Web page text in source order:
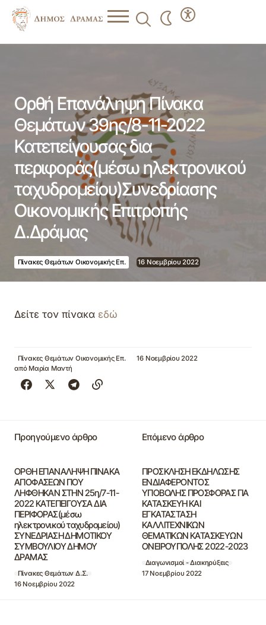
Ορθή Επανάληψη Πίνακα
Θεμάτων 39ης/8-11-2022
Κατεπείγουσας δια
περιφοράς(μέσω ηλεκτρονικού
ταχυδρομείου)Συνεδρίασης
Οικονομικής Επιτροπής
Δ.Δράμας
Πίνακες Θεμάτων Οικονομικής Επ. 16 Νοεμβρίου 2022
Δείτε τον πίνακα εδώ
Πίνακες Θεμάτων Οικονομικής Επ.
16 Νοεμβρίου 2022
από Μαρία Μαντή
Προηγούμενο άρθρο
ΟΡΘΗ ΕΠΑΝΑΛΗΨΗ ΠΙΝΑΚΑ
ΑΠΟΦΑΣΕΩΝ ΠΟΥ
ΛΗΦΘΗΚΑΝ ΣΤΗΝ 25η/7-11-
2022 ΚΑΤΕΠΕΙΓΟΥΣΑ ΔΙΑ
ΠΕΡΙΦΟΡΑΣ(μέσω
ηλεκτρονικού ταχυδρομείου)
ΣΥΝΕΔΡΙΑΣΗ ΔΗΜΟΤΙΚΟΥ
ΣΥΜΒΟΥΛΙΟΥ ΔΗΜΟΥ
ΔΡΑΜΑΣ
Πίνακες Θεμάτων Δ.Σ.
16 Νοεμβρίου 2022
Επόμενο άρθρο
ΠΡΟΣΚΛΗΣΗ ΕΚΔΗΛΩΣΗΣ
ΕΝΔΙΑΦΕΡΟΝΤΟΣ
ΥΠΟΒΟΛΗΣ ΠΡΟΣΦΟΡΑΣ ΓΙΑ
ΚΑΤΑΣΚΕΥΗ ΚΑΙ
ΕΓΚΑΤΑΣΤΑΣΗ
ΚΑΛΛΙΤΕΧΝΙΚΩΝ
ΘΕΜΑΤΙΚΩΝ ΚΑΤΑΣΚΕΥΩΝ
ΟΝΕΙΡΟΥΠΟΛΗΣ 2022-2023
Διαγωνισμοί - Διακηρύξεις
17 Νοεμβρίου 2022